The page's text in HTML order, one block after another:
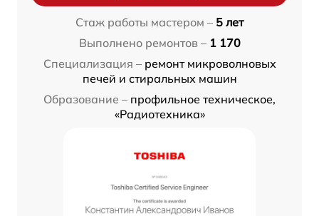
Стаж работы мастером – 5 лет
Выполнено ремонтов – 1 170
Специализация – ремонт микроволновых
печей и стиральных машин
Образование – профильное техническое,
«Радиотехника»